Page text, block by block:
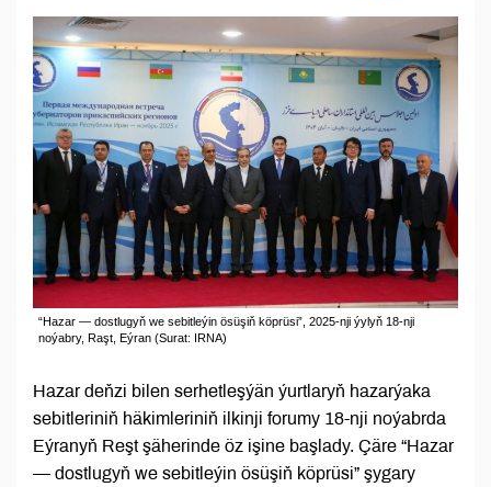
“Hazar — dostlugyň we sebitleýin ösüşiň köprüsi”, 2025-nji ýylyň 18-nji
noýabry, Raşt, Eýran (Surat: IRNA)
Hazar deňzi bilen serhetleşýän ýurtlaryň hazarýaka
sebitleriniň häkimleriniň ilkinji forumy 18-nji noýabrda
Eýranyň Reşt şäherinde öz işine başlady. Çäre “Hazar
— dostlugyň we sebitleýin ösüşiň köprüsi” şygary